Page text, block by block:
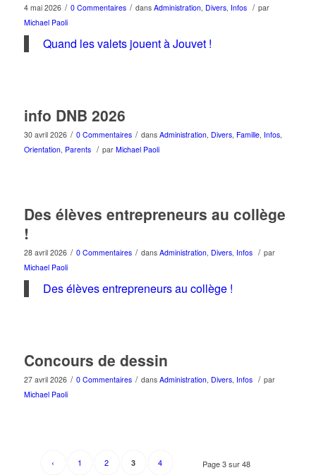
4 mai 2026 / 0 Commentaires / dans Administration, Divers, Infos / par
Michael Paoli
Quand les valets jouent à Jouvet !
info DNB 2026
30 avril 2026 / 0 Commentaires / dans Administration, Divers, Famille, Infos,
Orientation, Parents / par Michael Paoli
Des élèves entrepreneurs au collège
!
28 avril 2026 / 0 Commentaires / dans Administration, Divers, Infos / par
Michael Paoli
Des élèves entrepreneurs au collège !
Concours de dessin
27 avril 2026 / 0 Commentaires / dans Administration, Divers, Infos / par
Michael Paoli
Page 3 sur 48
‹ 1 2 3 4